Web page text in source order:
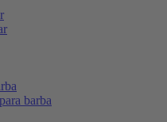
barba